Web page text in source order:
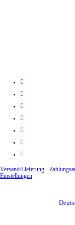
Versand/Lieferung -
Einstellungen